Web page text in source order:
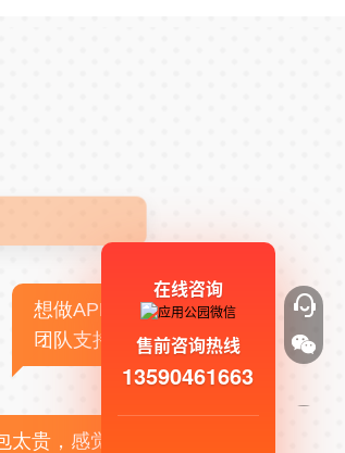
想做APP，但没有技术
团队支持
太贵，感觉不
在线咨询
售前咨询热线
13590461663